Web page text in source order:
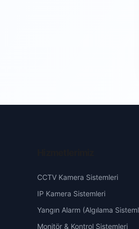
CCTV Kamera Sistemleri
IP Kamera Sistemleri
Yangın Alarm (Algılama
Monitör & Kontrol Sistemleri